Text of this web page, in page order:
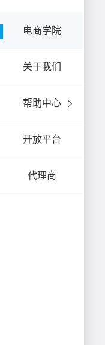
电商学院
关于我们
帮助中心
开放平台
代理商